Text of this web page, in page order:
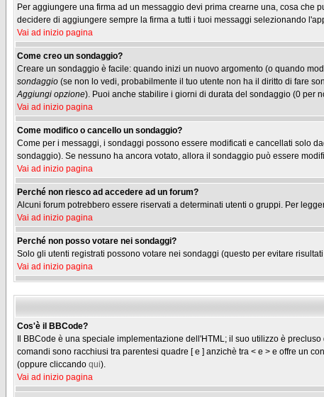
Per aggiungere una firma ad un messaggio devi prima crearne una, cosa
decidere di aggiungere sempre la firma a tutti i tuoi messaggi selezionando
Vai ad inizio pagina
Come creo un sondaggio?
Creare un sondaggio è facile: quando inizi un nuovo argomento (o quando
sondaggio (se non lo vedi, probabilmente il tuo utente non ha il diritto di fare
Aggiungi opzione). Puoi anche stabilire i giorni di durata del sondaggio (0 per
Vai ad inizio pagina
Come modifico o cancello un sondaggio?
Come per i messaggi, i sondaggi possono essere modificati e cancellati solo
sondaggio). Se nessuno ha ancora votato, allora il sondaggio può essere
Vai ad inizio pagina
Perché non riesco ad accedere ad un forum?
Alcuni forum potrebbero essere riservati a determinati utenti o gruppi. Per
Vai ad inizio pagina
Perché non posso votare nei sondaggi?
Solo gli utenti registrati possono votare nei sondaggi (questo per evitare
Vai ad inizio pagina
Cos'è il BBCode?
Il BBCode è una speciale implementazione dell'HTML; il suo utilizzo è
comandi sono racchiusi tra parentesi quadre [ e ] anzichè tra < e > e offre un
(oppure cliccando qui).
Vai ad inizio pagina